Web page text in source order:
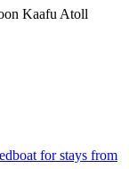
Kaafu Atoll
for stays from